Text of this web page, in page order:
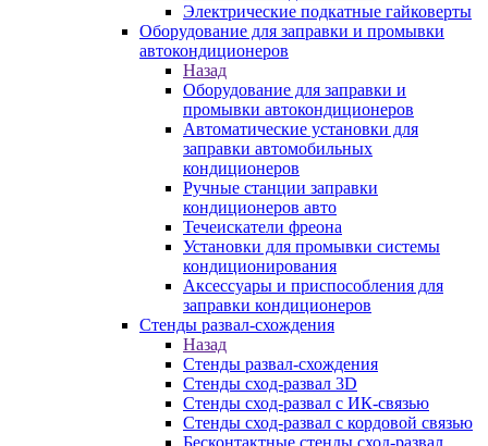
Электрические подкатные гайковерты
Оборудование для заправки и промывки
автокондиционеров
Назад
Оборудование для заправки и
промывки автокондиционеров
Автоматические установки для
заправки автомобильных
кондиционеров
Ручные станции заправки
кондиционеров авто
Течеискатели фреона
Установки для промывки системы
кондиционирования
Аксессуары и приспособления для
заправки кондиционеров
Стенды развал-схождения
Назад
Стенды развал-схождения
Стенды сход-развал 3D
Стенды сход-развал с ИК-связью
Стенды сход-развал с кордовой связью
Бесконтактные стенды сход-развал